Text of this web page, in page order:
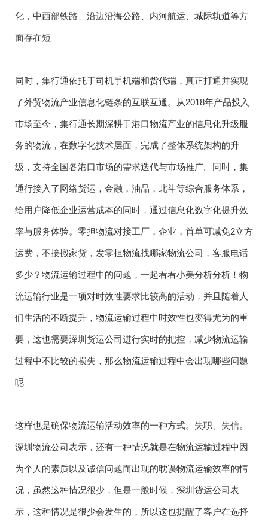
化，中西部铁路、沿边沿海公路、内河航运、城际轨道等方
面存在短
同时，集行通依托于司机手机端和货代端，真正打通并实现
了外贸物流产业信息化链条的互联互通。从2018年产品投入
市场至今，集行通长期深耕于港口物流产业的信息化升级服
务的物流，在数字化技术层面，完成了整体系统架构的升
级，支持全国各港口市场的需求迭代与市场推广。同时，集
通行接入了网络货运，金融，油品，北斗等综合服务体系，
给用户降低企业运营成本的同时，通过信息化数字化提升效
率与服务体验。零担物流对接工厂，企业，首单可减免2立方
运费，不接搬家货，发零担物流找哪家物流公司，客服电话
多少？物流运输过程中的问题，一起看看小美分析分析！物
流运输行业是一项对时效性要求比较高的活动，并且随着人
们生活的不断提升，物流运输过程中时效性也变得尤为的重
要，这也需要深圳货运公司进行实时的把控，减少物流运输
过程中不比较的损失，那么物流运输过程中会出现哪些问题
呢
这样也是确保物流运输活动效率的一种方式。失职、失信。
深圳物流公司表示，还有一种情况就是在物流运输过程中因
为个人的素质以及诚信问题而出现的耽误物流运输效率的情
况，虽然这种情况很少，但是一般时候，深圳货运公司表
示，这种情况是很少会发生的，所以这也提醒了客户在选择